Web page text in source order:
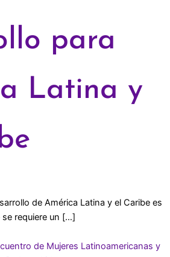
para
Latina y
de América Latina y el Caribe es
requiere un […]